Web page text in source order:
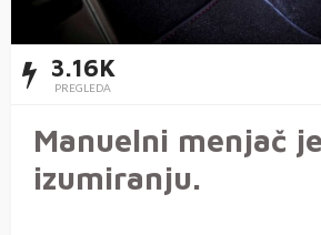
3.16K
PREGLEDA
Manuelni menjač
izumiranju.